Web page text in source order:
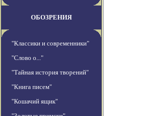
ОБОЗРЕНИЯ
"Классики и современники"
"Слово о..."
"Тайная история творений"
"Книга писем"
"Кошачий ящик"